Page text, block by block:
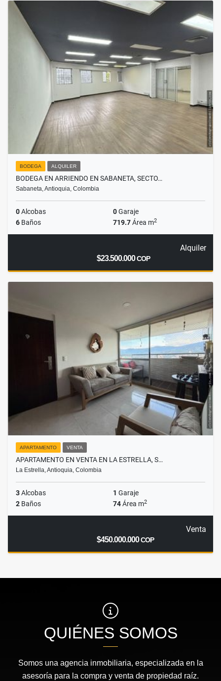
BODEGA ALQUILER
BODEGA EN ARRIENDO EN SABANETA, SECTO…
Sabaneta, Antioquia, Colombia
0Alcobas 0Garaje
6 Baños 719.7Área m2
Alquiler
$23.500.000COP
APARTAMENTO VENTA
APARTAMENTO EN VENTA EN LA ESTRELLA, S…
La Estrella, Antioquia, Colombia
3Alcobas 1 Garaje
2 Baños 74Área m2
Venta
$450.000.000COP
QUIÉNES SOMOS
Somos una agencia inmobiliaria, especializada en la
asesoría para la compra y venta de propiedad raíz.